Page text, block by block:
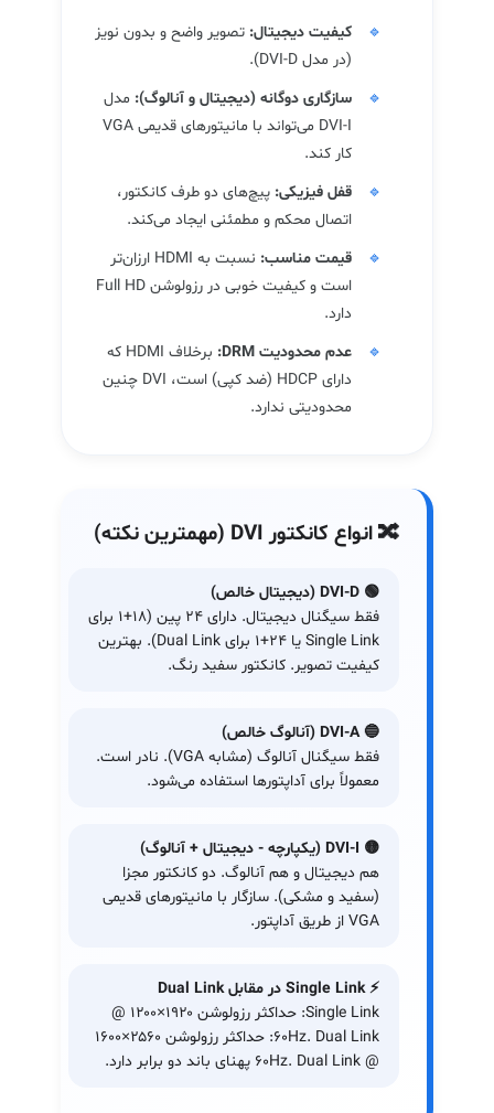
کیفیت دیجیتال: تصویر واضح و بدون نویز
(در مدل DVI-D).
سازگاری دوگانه (دیجیتال و آنالوگ): مدل
DVI-I می‌تواند با مانیتورهای قدیمی VGA
کار کند.
قفل فیزیکی: پیچ‌های دو طرف کانکتور،
اتصال محکم و مطمئنی ایجاد می‌کند.
قیمت مناسب:
نسبت به HDMI ارزان‌تر
است و کیفیت خوبی در رزولوشن Full HD
دارد.
عدم محدودیت DRM:
برخلاف HDMI که
دارای HDCP (ضد کپی) است، DVI چنین
محدودیتی ندارد.
🔀 انواع کانکتور DVI (مهمترین نکته)
🟢 DVI-D (دیجیتال خالص)
فقط سیگنال دیجیتال. دارای ۲۴ پین (۱۸+۱ برای
Single Link یا ۲۴+۱ برای Dual Link). بهترین
کیفیت تصویر. کانکتور سفید رنگ.
🔵 DVI-A (آنالوگ خالص)
فقط سیگنال آنالوگ (مشابه VGA). نادر است.
معمولاً برای آداپتورها استفاده می‌شود.
🟡 DVI-I (یکپارچه - دیجیتال + آنالوگ)
هم دیجیتال و هم آنالوگ. دو کانکتور مجزا
(سفید و مشکی). سازگار با مانیتورهای قدیمی
VGA از طریق آداپتور.
⚡ Single Link در مقابل Dual Link
Single Link: حداکثر رزولوشن ۱۹۲۰×۱۲۰۰ @
60Hz. Dual Link: حداکثر رزولوشن ۲۵۶۰×۱۶۰۰
@ 60Hz. Dual Link پهنای باند دو برابر دارد.